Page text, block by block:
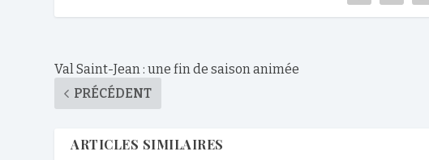
Val Saint-Jean : une fin de saison animée
PRÉCÉDENT
ARTICLES SIMILAIRES